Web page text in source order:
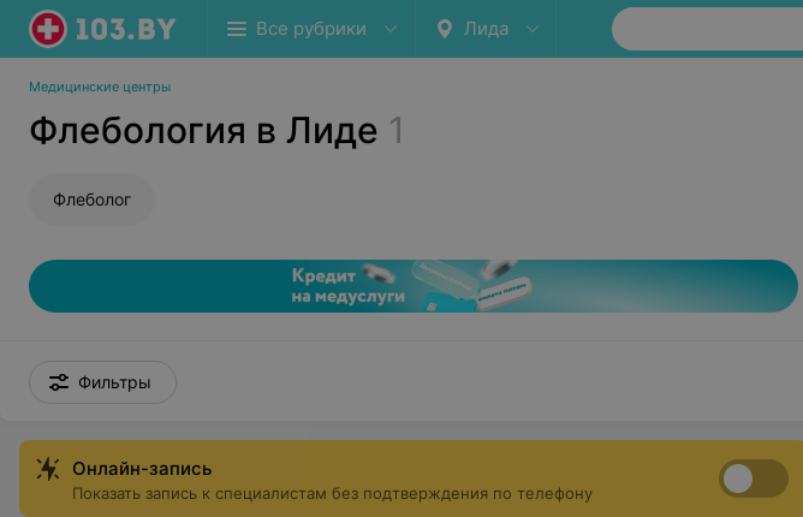
Все рубрики Лида
Медицинские центры
Флебология в Лиде 1
Флеболог
Фильтры
Онлайн-запись
Показать запись к специалистам без подтверждения по телефону